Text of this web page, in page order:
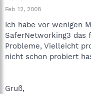
Feb 12, 2008
Ich habe vor wenigen
SaferNetworking3 das
Probleme, Vielleicht
nicht schon probiert
Gruß,